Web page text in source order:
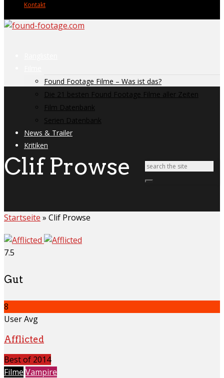
Kontakt
Found Footage Filme – Was ist das?
Die 21 besten Found Footage Filme aller Zeiten
Film Datenbank
Serien Datenbank
News & Trailer
Kritiken
Clif Prowse
Startseite » Clif Prowse
7.5
Gut
8
User Avg
Afflicted
Best of 2014
Filme Vampire